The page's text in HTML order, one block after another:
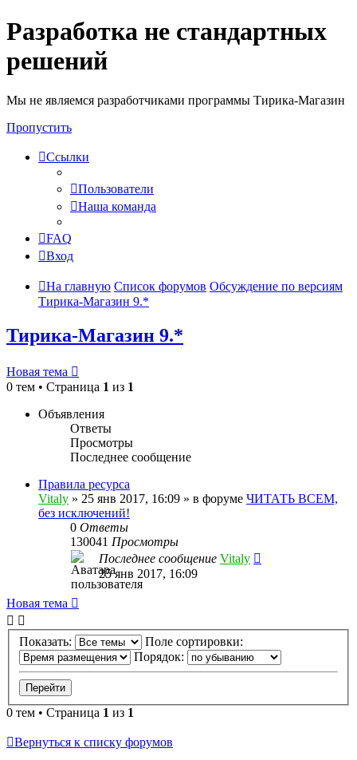
Разработка не стандартных
решений
Мы не являемся разработчиками программы Тирика-Магазин
Пропустить
Ссылки
Пользователи
Наша команда
FAQ
Вход
На главную Список форумов Обсуждение по версиям
Тирика-Магазин 9.*
Тирика-Магазин 9.*
Новая тема
0 тем • Страница 1 из 1
Объявления
Ответы
Просмотры
Последнее сообщение
Правила ресурса
Vitaly » 25 янв 2017, 16:09 » в форуме ЧИТАТЬ ВСЕМ,
без исключений!
0 Ответы
130041 Просмотры
Последнее сообщение Vitaly
25 янв 2017, 16:09
Новая тема
Показать:
Поле сортировки:
Порядок:
0 тем • Страница 1 из 1
Вернуться к списку форумов